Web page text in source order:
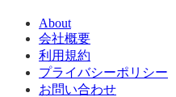
About
会社概要
利用規約
プライバシーポリシー
お問い合わせ